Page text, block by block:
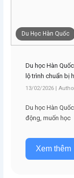
Du Học Hàn Quốc
Du học Hàn
lộ trình chuẩn bị
13/02/2026 |
Du học Hàn
động, muốn học
Xem thêm